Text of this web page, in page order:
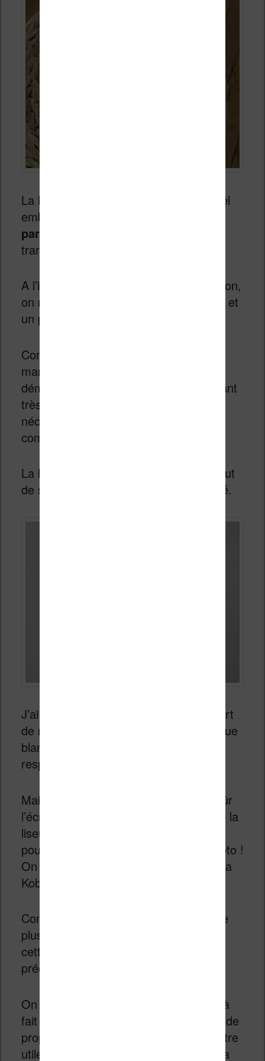
La Kobo Libra 2 est vendue dans un bel
emballage premium qui
parfaitement la liseuse
transport.
A l’intérieur de cette belle boîte en carton,
on retrouve la liseuse, un câble USB-C et
un petit manuel de mise en route.
Comme toujours avec les liseuses, le
manuel n’est utile que pour le premier
démarrage de la liseuse. La liseuse étant
très simple d’usage, il n’est pas
nécessaire de proposer un manuel
complet.
La liseuse tient bien en main et on a tout
de suite une belle impression de qualité.
J’ai choisi le modèle blanc, car la plupart
de mes liseuses sont noires. Le plastique
blanc est très agréable au touché et
respire la qualité.
Mais, ce qui frappe le plus c’est bien sûr
l’écran de 7 pouces. Lorsque l’on place la
liseuse à côté d’une autre liseuse de 6
pouces, on peut dire qu’il n’y a pas photo !
On a beaucoup plus envie de prendre la
Kobo Libra 2 que l’autre liseuse.
Contrairement aux machines de lecture
plus classiques (et d’autres marques),
cette Libra 2 reprend le style du
précédent modèle Libra H2O.
On a donc un écran qui n’est pas tout à
fait au centre du boîtier, ce qui permet de
proposer deux gros boutons qui vont être
utiles pour tourner les pages pendant la